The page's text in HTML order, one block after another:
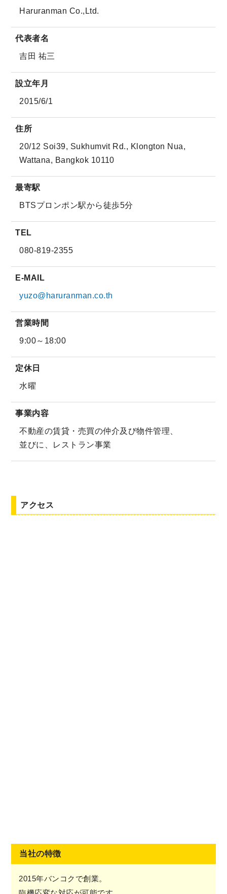
Haruranman Co.,Ltd.
代表者名
吉田 祐三
設立年月
2015/6/1
住所
20/12 Soi39, Sukhumvit Rd., Klongton Nua,
Wattana, Bangkok 10110
最寄駅
BTSプロンポン駅から徒歩5分
TEL
080-819-2355
E-MAIL
yuzo@haruranman.co.th
営業時間
9:00～18:00
定休日
水曜
事業内容
不動産の賃貸・売買の仲介及び物件管理、
並びに、レストラン事業
アクセス
当社の特徴
2015年バンコクで創業。